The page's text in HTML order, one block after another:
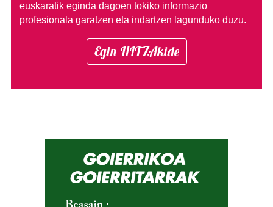
euskaratik eginda dagoen tokiko informazio
profesionala garatzen eta indartzen lagunduko duzu.
Egin HITZAkide